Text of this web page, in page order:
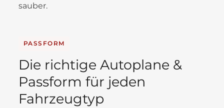
sauber.
PASSFORM
Die richtige Autoplane &
Passform für jeden
Fahrzeugtyp